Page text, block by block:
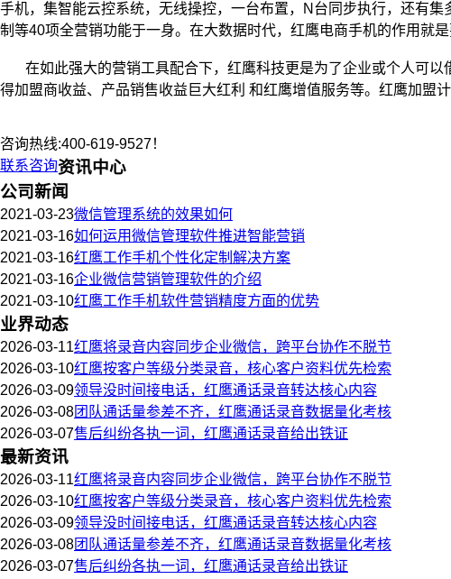
手机，集智能云控系统，无线操控，一台布置，
N 台同步执行，还有集
制等40项全营销功能于一身。在大数据时代，红鹰电商手机的作用就
在如此强大的营销工具配合下，红鹰科技更是为了企业或个人可
得加盟商收益、产品销售收益巨大红利 和红鹰增值服务等。红鹰加盟
咨询热线:400-619-9527！
联系咨询资讯中心
公司新闻
2021-03-23微信管理系统的效果如何
2021-03-16如何运用微信管理软件推进智能营销
2021-03-16红鹰工作手机个性化定制解决方案
2021-03-16企业微信营销管理软件的介绍
2021-03-10红鹰工作手机软件营销精度方面的优势
业界动态
2026-03-11红鹰将录音内容同步企业微信，跨平台协作不脱节
2026-03-10红鹰按客户等级分类录音，核心客户资料优先检索
2026-03-09领导没时间接电话，红鹰通话录音转达核心内容
2026-03-08团队通话量参差不齐，红鹰通话录音数据量化考核
2026-03-07售后纠纷各执一词，红鹰通话录音给出铁证
最新资讯
2026-03-11红鹰将录音内容同步企业微信，跨平台协作不脱节
2026-03-10红鹰按客户等级分类录音，核心客户资料优先检索
2026-03-09领导没时间接电话，红鹰通话录音转达核心内容
2026-03-08团队通话量参差不齐，红鹰通话录音数据量化考核
2026-03-07售后纠纷各执一词，红鹰通话录音给出铁证